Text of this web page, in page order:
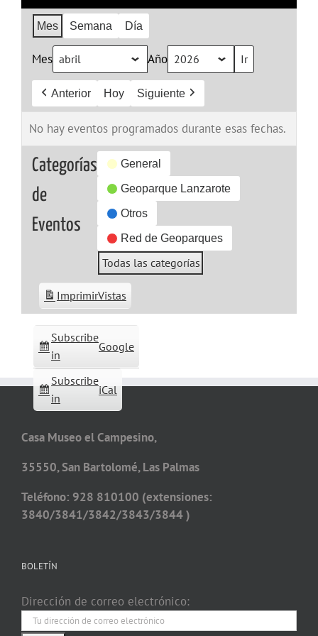
Mes Semana Día
Mes Año
Anterior Hoy Siguiente
No hay eventos programados durante esas fechas.
Categorías
de
Eventos
General
Geoparque Lanzarote
Otros
Red de Geoparques
Todas las categorías
Subscribe
in
Google
Subscribe
in
iCal
ImprimirVistas
Casa Museo el Campesino,
35550, San Bartolomé, Las Palmas
Teléfono: 928 810100 (extensiones:
3840/3841/3842/3843/3844 )
BOLETÍN
Dirección de correo electrónico: